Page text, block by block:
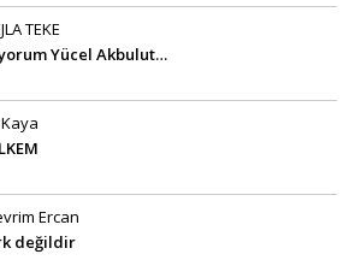
TEKE
Yücel Akbulut…
Ercan
değildir